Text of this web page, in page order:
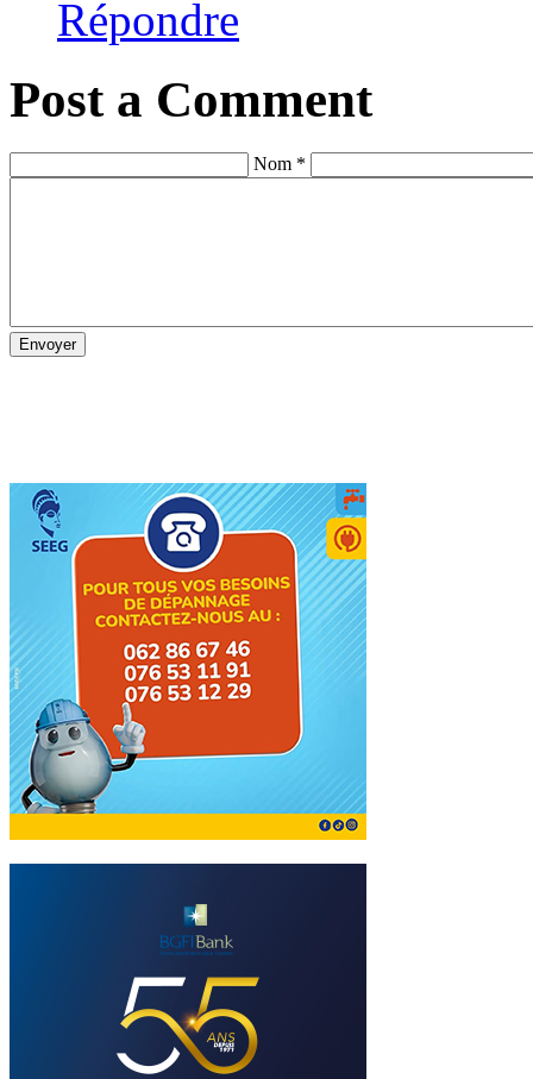
Répondre
Post a Comment
Nom *